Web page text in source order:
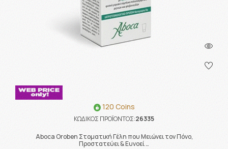
120 Coins
ΚΩΔΙΚΟΣ ΠΡΟΪΟΝΤΟΣ:26335
Aboca Oroben Στοματική Γέλη που Μειώνει τον Πόνο,
Προστατεύει & Ευνοεί …